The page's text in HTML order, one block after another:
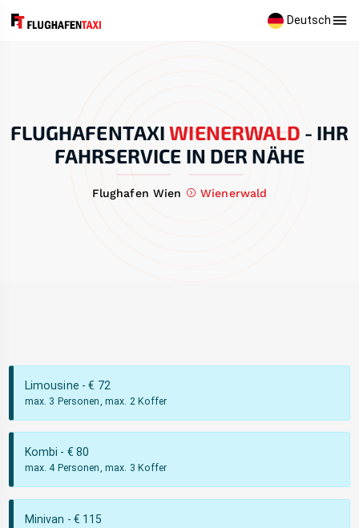
Deutsch
FLUGHAFENTAXI WIENERWALD - IHR
FAHRSERVICE IN DER NÄHE
Flughafen Wien Wienerwald
Limousine - € 72
max. 3 Personen, max. 2 Koffer
Kombi - € 80
max. 4 Personen, max. 3 Koffer
Minivan - € 115